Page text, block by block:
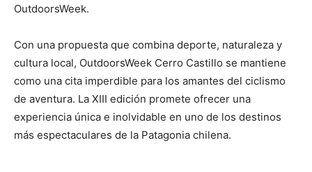
OutdoorsWeek.
Con una propuesta que combina deporte, naturaleza y
cultura local, OutdoorsWeek Cerro Castillo se mantiene
como una cita imperdible para los amantes del ciclismo
de aventura. La XIII edición promete ofrecer una
experiencia única e inolvidable en uno de los destinos
más espectaculares de la Patagonia chilena.